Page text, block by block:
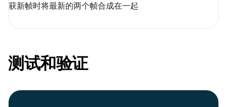
获新帧时将最新的两个帧合成在一起
测试和验证